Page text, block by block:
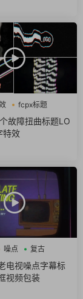
fcpx标题
故障扭曲标题LO
特效
噪点 复古
电视噪点字幕标
视频包装